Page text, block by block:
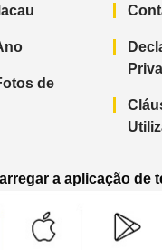
de
a aplicação de